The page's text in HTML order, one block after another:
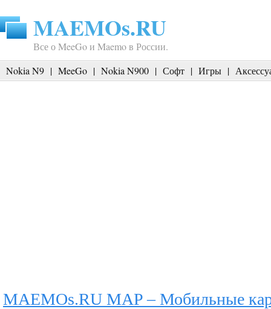
MAEMOs.RU
Все о MeeGo и Maemo в России.
Nokia N9 | MeeGo | Nokia N900 | Софт | Игры |
MAEMOs.RU MAP – Мобильные